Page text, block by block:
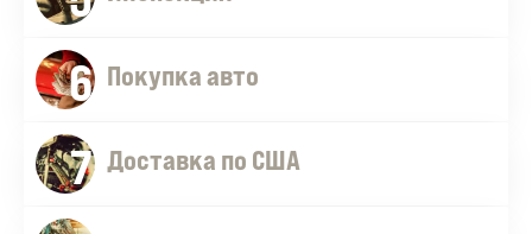
6 Покупка авто
7 Доставка по США